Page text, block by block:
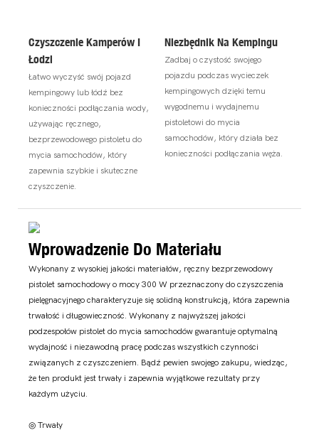
Czyszczenie Kamperów I
Łodzi
Łatwo wyczyść swój pojazd
kempingowy lub łódź bez
konieczności podłączania wody,
używając ręcznego,
bezprzewodowego pistoletu do
mycia samochodów, który
zapewnia szybkie i skuteczne
czyszczenie.
Niezbędnik Na Kempingu
Zadbaj o czystość swojego
pojazdu podczas wycieczek
kempingowych dzięki temu
wygodnemu i wydajnemu
pistoletowi do mycia
samochodów, który działa bez
konieczności podłączania węża.
Wprowadzenie Do Materiału
Wykonany z wysokiej jakości materiałów, ręczny bezprzewodowy
pistolet samochodowy o mocy 300 W przeznaczony do czyszczenia
pielęgnacyjnego charakteryzuje się solidną konstrukcją, która zapewnia
trwałość i długowieczność. Wykonany z najwyższej jakości
podzespołów pistolet do mycia samochodów gwarantuje optymalną
wydajność i niezawodną pracę podczas wszystkich czynności
związanych z czyszczeniem. Bądź pewien swojego zakupu, wiedząc,
że ten produkt jest trwały i zapewnia wyjątkowe rezultaty przy
każdym użyciu.
◎ Trwały